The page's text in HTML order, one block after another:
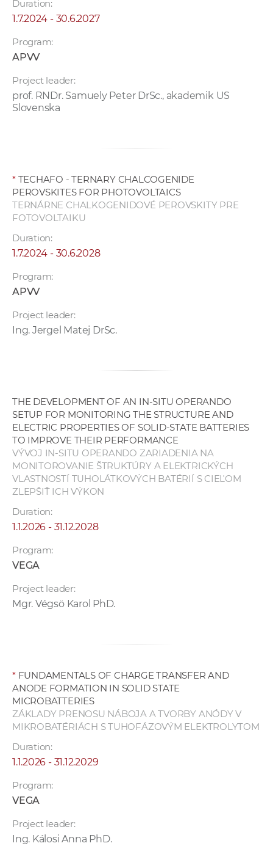
Duration:
1.7.2024 - 30.6.2027
Program:
APVV
Project leader:
prof. RNDr. Samuely Peter DrSc., akademik US
Slovenska
*TECHAFO - TERNARY CHALCOGENIDE
PEROVSKITES FOR PHOTOVOLTAICS
TERNÁRNE CHALKOGENIDOVÉ PEROVSKITY PRE
FOTOVOLTAIKU
Duration:
1.7.2024 - 30.6.2028
Program:
APVV
Project leader:
Ing. Jergel Matej DrSc.
THE DEVELOPMENT OF AN IN-SITU OPERANDO
SETUP FOR MONITORING THE STRUCTURE AND
ELECTRIC PROPERTIES OF SOLID-STATE BATTERIES
TO IMPROVE THEIR PERFORMANCE
VÝVOJ IN-SITU OPERANDO ZARIADENIA NA
MONITOROVANIE ŠTRUKTÚRY A ELEKTRICKÝCH
VLASTNOSTÍ TUHOLÁTKOVÝCH BATÉRIÍ S CIEĽOM
ZLEPŠIŤ ICH VÝKON
Duration:
1.1.2026 - 31.12.2028
Program:
VEGA
Project leader:
Mgr. Végsö Karol PhD.
*FUNDAMENTALS OF CHARGE TRANSFER AND
ANODE FORMATION IN SOLID STATE
MICROBATTERIES
ZÁKLADY PRENOSU NÁBOJA A TVORBY ANÓDY V
MIKROBATÉRIÁCH S TUHOFÁZOVÝM ELEKTROLYTOM
Duration:
1.1.2026 - 31.12.2029
Program:
VEGA
Project leader:
Ing. Kálosi Anna PhD.